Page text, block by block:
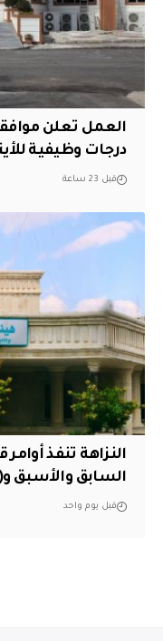
العمل تعلن
درجات وظيفية
قبل 23 ساعة
النزاهة تنفذ
السابق والأسبق و(4) موظفين
قبل يوم واحد